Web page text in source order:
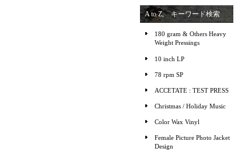
A to Z, キーワード検索
180 gram & Others Heavy
Weight Pressings
10 inch LP
78 rpm SP
ACCETATE : TEST PRESS
Christmas / Holiday Music
Color Wax Vinyl
Female Picture Photo Jacket
Design